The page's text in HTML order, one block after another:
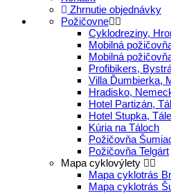
Zhrnutie objednávky
Požičovne
Cyklodreziny,
Mobilná
Mobilná
Profibikers,
Villa Ďumbierka,
Hradisko,
Hotel Partizán,
Hotel Stupka, Tále
Kúria na Táloch
Požičovňa
Požičovňa Telgárt
Mapa cyklovýlety
Mapa cyklotrás
Mapa cyklotrás